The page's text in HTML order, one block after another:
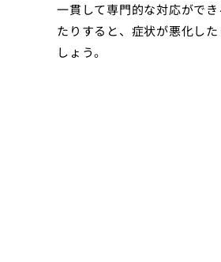
一貫して専門的な対応がで
たりすると、症状が悪化し
しょう。